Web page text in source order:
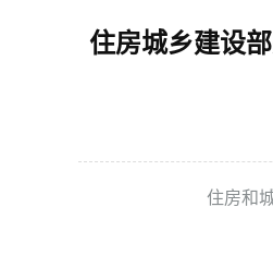
住房城乡建设
住房和